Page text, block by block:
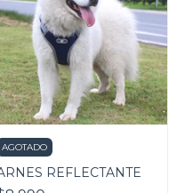
AGOTADO
REFLECTANTE